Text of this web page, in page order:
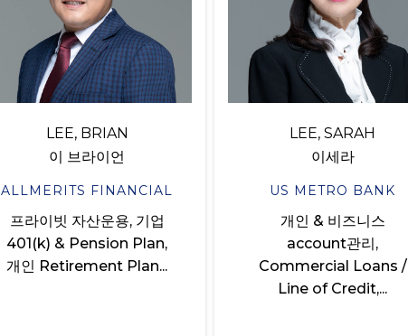
LEE, BRIAN
이 브라이언
ALLMERITS FINANCIAL
프라이빗 자산운용, 기업
401(k) & Pension Plan,
개인 Retirement Plan...
LEE, SARAH
이세라
US METRO BANK
개인 & 비즈니스
account관리,
Commercial Loans /
Line of Credit,...